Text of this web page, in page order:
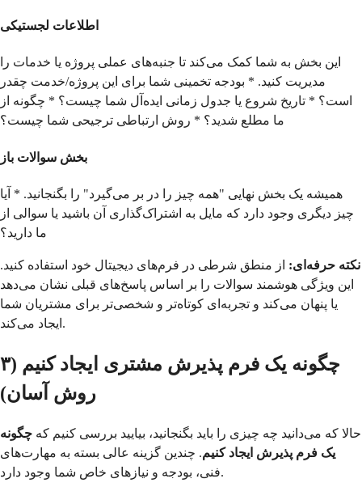
اطلاعات لجستیکی
این بخش به شما کمک می‌کند تا جنبه‌های عملی پروژه یا خدمات را
مدیریت کنید. * بودجه تخمینی شما برای این پروژه/خدمت چقدر
است؟ * تاریخ شروع یا جدول زمانی ایده‌آل شما چیست؟ * چگونه از
ما مطلع شدید؟ * روش ارتباطی ترجیحی شما چیست؟
بخش سوالات باز
همیشه یک بخش نهایی "همه چیز را در بر می‌گیرد" را بگنجانید. * آیا
چیز دیگری وجود دارد که مایل به اشتراک‌گذاری آن باشید یا سوالی از
ما دارید؟
نکته حرفه‌ای: از منطق شرطی در فرم‌های دیجیتال خود استفاده کنید.
این ویژگی هوشمند سوالات را بر اساس پاسخ‌های قبلی نشان می‌دهد
یا پنهان می‌کند و تجربه‌ای کوتاه‌تر و شخصی‌تر برای مشتریان شما
ایجاد می‌کند.
چگونه یک فرم پذیرش مشتری ایجاد کنیم (۳
روش آسان)
حالا که می‌دانید چه چیزی را باید بگنجانید، بیایید بررسی کنیم که چگونه
یک فرم پذیرش ایجاد کنیم. چندین گزینه عالی بسته به مهارت‌های
فنی، بودجه و نیازهای خاص شما وجود دارد.